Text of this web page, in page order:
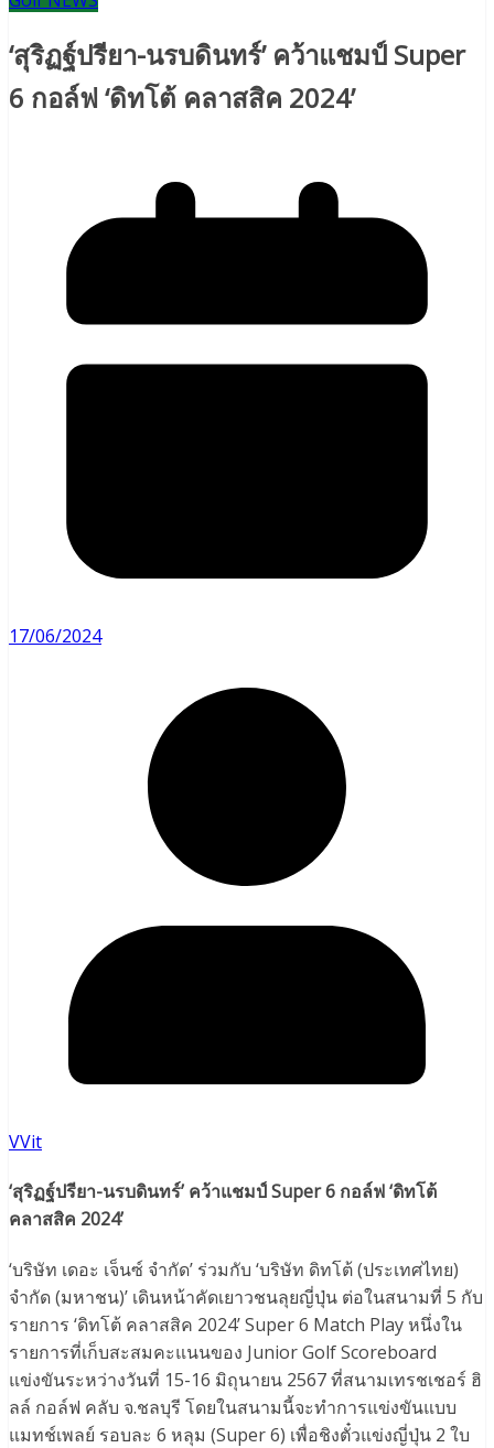
‘สุริฏฐ์ปรียา-นรบดินทร์’ คว้าแชมป์ Super
6 กอล์ฟ ‘ดิทโต้ คลาสสิค 2024’
17/06/2024
VVit
‘สุริฏฐ์ปรียา-นรบดินทร์’ คว้าแชมป์ Super 6 กอล์ฟ ‘ดิทโต้
คลาสสิค 2024’
‘บริษัท เดอะ เจ็นซ์ จำกัด’ ร่วมกับ ‘บริษัท ดิทโต้ (ประเทศไทย)
จำกัด (มหาชน)’ เดินหน้าคัดเยาวชนลุยญี่ปุ่น ต่อในสนามที่ 5 กับ
รายการ ‘ดิทโต้ คลาสสิค 2024’ Super 6 Match Play หนึ่งใน
รายการที่เก็บสะสมคะแนนของ Junior Golf Scoreboard
แข่งขันระหว่างวันที่ 15-16 มิถุนายน 2567 ที่สนามเทรชเชอร์ ฮิ
ลล์ กอล์ฟ คลับ จ.ชลบุรี โดยในสนามนี้จะทำการแข่งขันแบบ
แมทช์เพลย์ รอบละ 6 หลุม (Super 6) เพื่อชิงตั๋วแข่งญี่ปุ่น 2 ใบ